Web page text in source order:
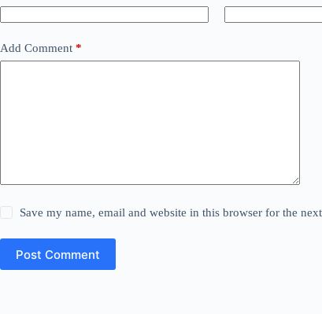
Add Comment *
Save my name, email and website in this browser for the
Post Comment